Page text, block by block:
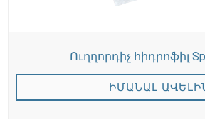
Ուղղորդիչ հիդրոֆիլ
ԻՄԱՆԱԼ